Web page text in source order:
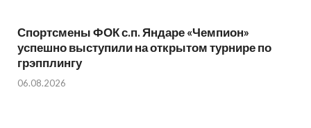
Спортсмены ФОК с.п. Яндаре «Чемпион»
успешно выступили на открытом турнире по
грэпплингу
06.08.2026